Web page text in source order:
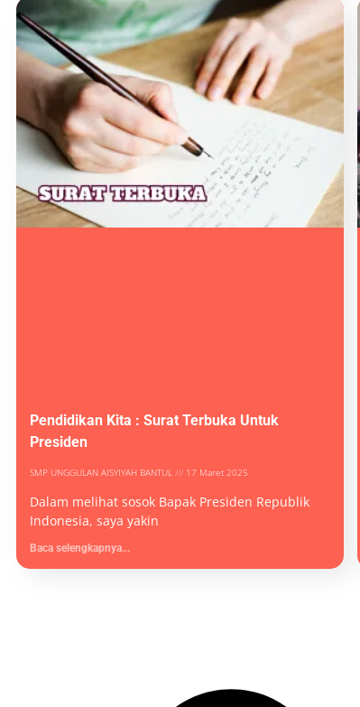
Pendidikan Kita : Surat Terbuka Untuk
Presiden
SMP UNGGULAN AISYIYAH BANTUL 17 Maret 2025
Dalam melihat sosok Bapak Presiden Republik
Indonesia, saya yakin
Baca selengkapnya...